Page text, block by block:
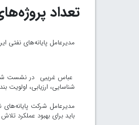
هشدار سطح نارنجی در
تعداد پروژه‌های
مدیرعامل پایانه‌های نفتی ایران
عباس غریبی در نشست
شناسایی، ارزیابی،
مدیرعامل شرکت
باید برای بهبود عملکرد